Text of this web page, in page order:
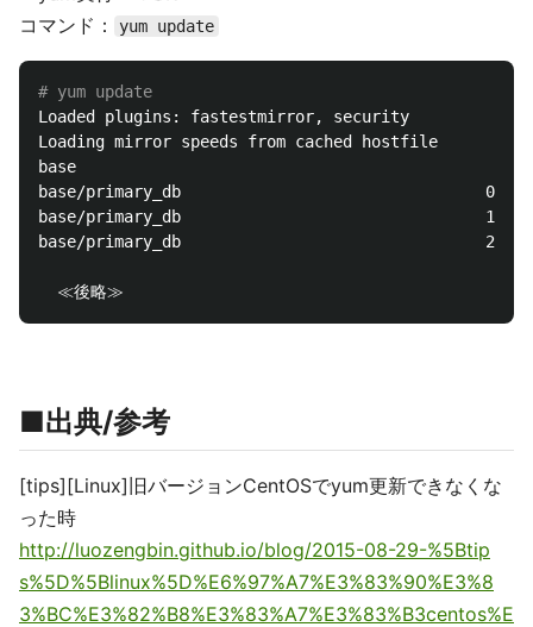
コマンド：
yum update
# yum update
Loaded plugins: fastestmirror, security
Loading mirror speeds from cached hostfile
base
base/primary_db                                0%
base/primary_db                                1%
base/primary_db                                2%
■出典/参考
[tips][Linux]旧バージョンCentOSでyum更新できなくな
った時
http://luozengbin.github.io/blog/2015-08-29-%5Btip
s%5D%5Blinux%5D%E6%97%A7%E3%83%90%E3%8
3%BC%E3%82%B8%E3%83%A7%E3%83%B3centos%E